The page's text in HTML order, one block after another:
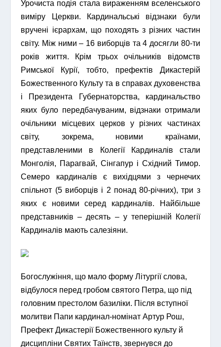
Урочиста подія стала вираженням вселенського
виміру Церкви. Кардинальські відзнаки були
вручені ієрархам, що походять з різних частин
світу. Між ними – 16 виборців та 4 досягли 80-ти
років життя. Крім трьох очільників відомств
Римської Курії, тобто, префектів Дикастерій
Божественного Культу та в справах духовенства
і Президента Губернаторства, кардинальство
яких було передбачуваним, відзнаки отримали
очільники місцевих церков у різних частинах
світу, зокрема, новими країнами,
представленими в Колегії Кардиналів стали
Монголія, Парагвай, Сінгапур і Східний Тимор.
Семеро кардиналів є вихідцями з чернечих
спільнот (5 виборців і 2 понад 80-річних), три з
яких є новими серед кардиналів. Найбільше
представників – десять – у теперішній Колегії
Кардиналів мають салезіяни.
Богослужіння, що мало форму Літургії слова,
відбулося перед гробом святого Петра, що під
головним престолом базиліки. Після вступної
молитви Папи кардинал-номінат Артур Рош,
Префект Дикастерії Божественного культу й
дисципліни Святих Таїнств, звернувся до